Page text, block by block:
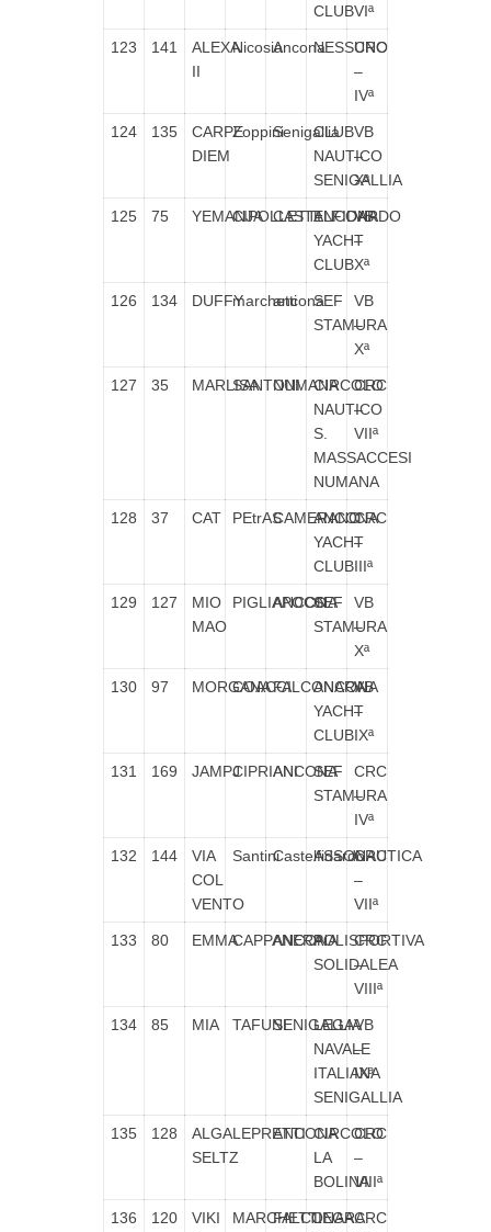
CLUBVIª
123 141
ALEXA
II
NicosiaAnconaNESSUNO
CRC
–
IVª
124 135
CARPE
DIEM
ZoppiniSenigallia
CLUB
NAUTICO
SENIGALLIA
VB
–
Xª
125 75 YEMANJACIPOLLETTI
CASTELFIDARDO
ANCONA
YACHT
CLUB
VB
–
Xª
126 134 DUFFYmarchettianconaSEF
STAMURA
VB
–
Xª
127 35 MARLISASANTONINUMANACIRCOLO
NAUTICO
S.
MASSACCESI
NUMANA
CRC
–
VIIª
128 37 CAT PEtrASCAMERANO
ANCONA
YACHT
CLUB
CRC
–
IIIª
129 127
MIO
MAO
PIGLIAPOCO
ANCONA
SEF
STAMURA
VB
–
Xª
130 97 MORGANA
COACCIFALCONARA
ANCONA
YACHT
CLUB
VB
–
IXª
131 169 JAMPJCIPRIANIANCONA
SEF
STAMURA
CRC
–
IVª
132 144
VIA
COL
VENTO
SantiniCastelfidardo
ASSONAUTICA
CRC
–
VIIª
133 80 EMMACAPPANERA
ANCONAPOLISPORTIVA
SOLIDALEA
CRC
–
VIIIª
134 85 MIA TAFUNISENIGALLIA
LEGA
NAVALE
ITALIANA
SENIGALLIA
VB
–
IXª
135 128
ALGA
SELTZ
LEPRETTIANCONACIRCOLO
LA
BOLINA
CRC
–
VIIIª
136 120
VIKI
MARCHETTI
FALCONARA
LEGACRC